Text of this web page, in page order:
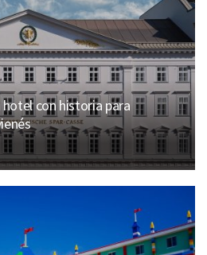
con historia para